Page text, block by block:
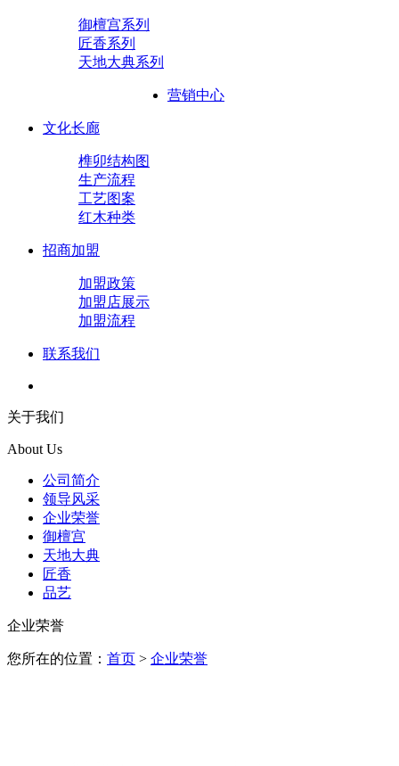
御檀宫系列
匠香系列
天地大典系列
营销中心
文化长廊
榫卯结构图
生产流程
工艺图案
红木种类
招商加盟
加盟政策
加盟店展示
加盟流程
联系我们
关于我们
About Us
公司简介
领导风采
企业荣誉
御檀宫
天地大典
匠香
品艺
企业荣誉
您所在的位置： 首页 > 企业荣誉